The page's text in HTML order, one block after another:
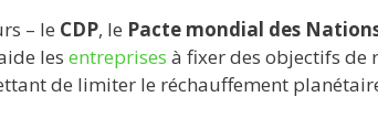
– le CDP, le Pacte mondial des
les entreprises à fixer des objectifs de
de limiter le réchauffement